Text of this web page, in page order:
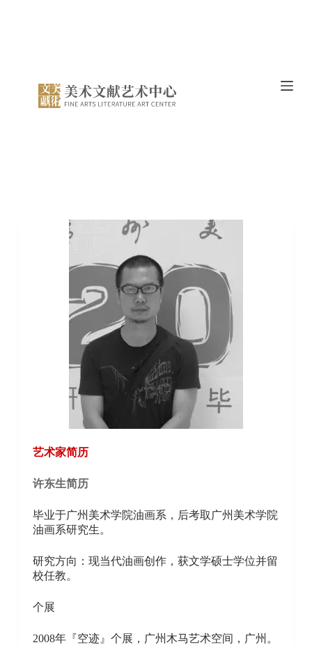
艺术家简历
许东生简历
毕业于广州美术学院油画系，后考取广州美术学院
油画系研究生。
研究方向：现当代油画创作，获文学硕士学位并留
校任教。
个展
2008年『空迹』个展，广州木马艺术空间，广州。